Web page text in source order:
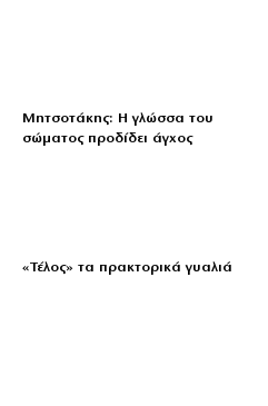
Μητσοτάκης: Η γλώσσα του
σώματος προδίδει άγχος
«Τέλος» τα πρακτορικά γυαλιά